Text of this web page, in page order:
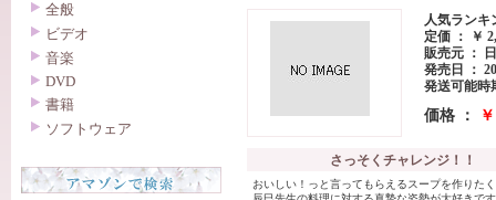
人気ランキ
定価 ： ￥
販売元 ：
発売日 ：
発送可能時
価格 ：
さっそくチャレンジ！！
おいしい！っと言ってもらえるスープを作りた
全般
ビデオ
音楽
DVD
書籍
ソフトウェア